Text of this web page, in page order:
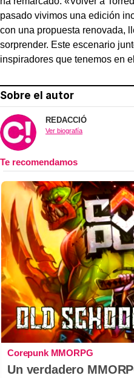
pasado vivimos una edición
con una propuesta renovada,
sorprender. Este escenario
inspiradores que tenemos en
Sobre el autor
REDACCIÓ
Ver biografía
Corepunk MMORPG
Un verdadero